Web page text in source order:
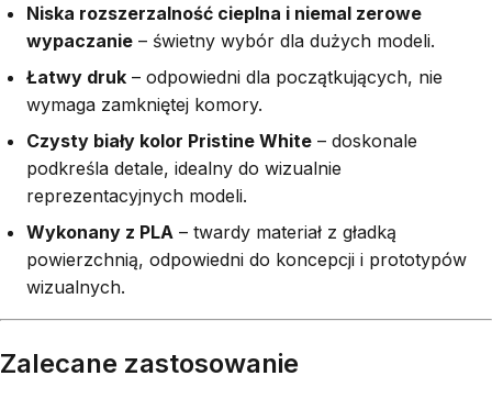
Niska rozszerzalność cieplna i niemal zerowe
wypaczanie – świetny wybór dla dużych modeli.
Łatwy druk – odpowiedni dla początkujących, nie
wymaga zamkniętej komory.
Czysty biały kolor Pristine White – doskonale
podkreśla detale, idealny do wizualnie
reprezentacyjnych modeli.
Wykonany z PLA – twardy materiał z gładką
powierzchnią, odpowiedni do koncepcji i prototypów
wizualnych.
Zalecane zastosowanie